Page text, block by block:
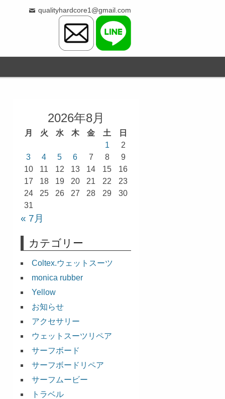
qualityhardcore1@gmail.com
2026年8月
月 火 水 木 金 土
日
1
2
3
4 5 6 7 8
9
10
11 12 13 14 15
16
17
18 19 20 21 22
23
24
25 26 27 28 29
30
31
« 7月
カテゴリー
Coltex.ウェットスーツ
monica rubber
Yellow
お知らせ
アクセサリー
ウェットスーツリペア
サーフボード
サーフボードリペア
サーフムービー
トラベル